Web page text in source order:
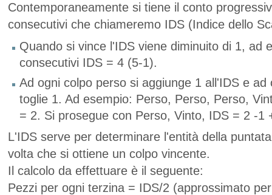
Contemporaneamente si tiene il conto
consecutivi che chiameremo IDS (Indice dello
Quando si vince l'IDS viene diminuito di 1, ad
consecutivi IDS = 4 (5-1).
Ad ogni colpo perso si aggiunge 1 all'IDS e ad
toglie 1. Ad esempio: Perso, Perso, Perso,
= 2. Si prosegue con Perso, Vinto, IDS = 2 -1
L'IDS serve per determinare l'entità della
volta che si ottiene un colpo vincente.
Il calcolo da effettuare è il seguente:
Pezzi per ogni terzina = IDS/2 (approssimato